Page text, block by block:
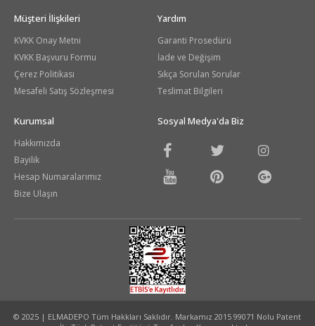
Müşteri İlişkileri
KVKK Onay Metni
KVKK Başvuru Formu
Çerez Politikası
Mesafeli Satış Sözleşmesi
Yardım
Garanti Prosedürü
İade ve Değişim
Sıkça Sorulan Sorular
Teslimat Bilgileri
Kurumsal
Hakkımızda
Bayilik
Hesap Numaralarımız
Bize Ulaşın
Sosyal Medya'da Biz
© 2025 | ELMADEPO Tüm Hakkları Saklıdır. Markamız 2015 99071 Nolu Patent